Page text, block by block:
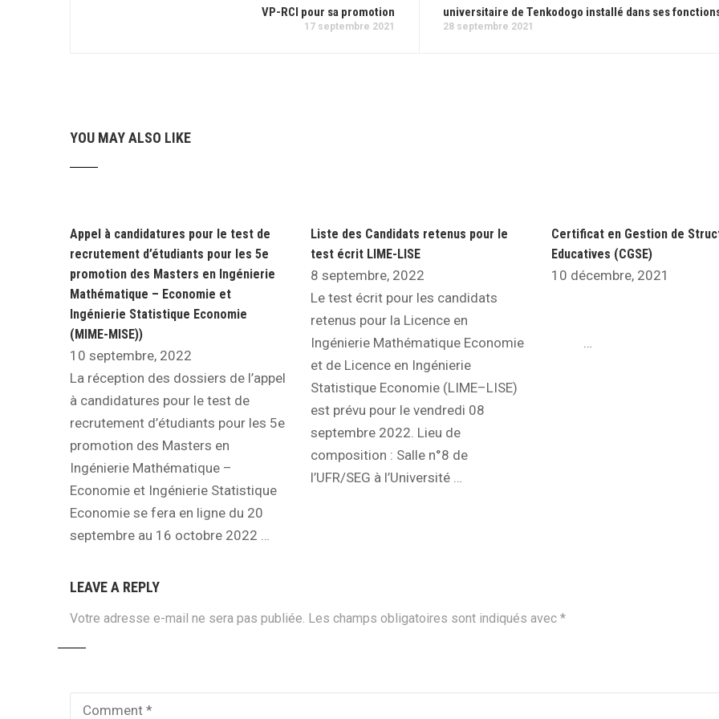
VP-RCI pour sa promotion
17 septembre 2021
universitaire de Tenkodogo installé dans ses
28 septembre 2021
YOU MAY ALSO LIKE
Appel à candidatures pour le test de
recrutement d’étudiants pour les 5e
promotion des Masters en Ingénierie
Mathématique – Economie et
Ingénierie Statistique Economie
(MIME-MISE))
10 septembre, 2022
La réception des dossiers de l’appel
à candidatures pour le test de
recrutement d’étudiants pour les 5e
promotion des Masters en
Ingénierie Mathématique –
Economie et Ingénierie Statistique
Economie se fera en ligne du 20
septembre au 16 octobre 2022 …
Liste des Candidats retenus pour le
test écrit LIME-LISE
8 septembre, 2022
Le test écrit pour les candidats
retenus pour la Licence en
Ingénierie Mathématique Economie
et de Licence en Ingénierie
Statistique Economie (LIME–LISE)
est prévu pour le vendredi 08
septembre 2022. Lieu de
composition : Salle n°8 de
l’UFR/SEG à l’Université …
Certificat en Gestion de
Educatives (CGSE)
10 décembre, 2021
…
LEAVE A REPLY
Votre adresse e-mail ne sera pas publiée. Les champs obligatoires sont indiqués avec *